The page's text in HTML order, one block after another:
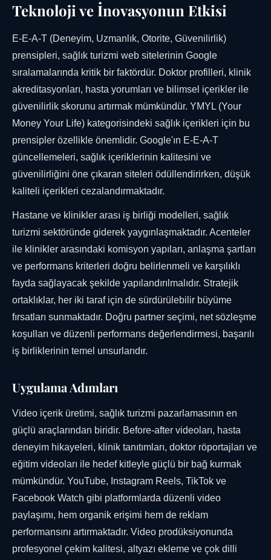
Teknoloji ve İnovasyonun Etkisi
E-E-A-T (Deneyim, Uzmanlık, Otorite, Güvenilirlik)
prensipleri, sağlık turizmi web sitelerinin Google
sıralamalarında kritik bir faktördür. Doktor profilleri, klinik
akreditasyonları, hasta yorumları ve bilimsel içerikler ile
güvenilirlik skorunu artırmak mümkündür. YMYL (Your
Money Your Life) kategorisindeki sağlık içerikleri için bu
prensipler özellikle önemlidir. Google'ın E-E-A-T
güncellemeleri, sağlık içeriklerinin kalitesini ve
güvenilirliğini öne çıkaran siteleri ödüllendirirken, düşük
kaliteli içerikleri cezalandırmaktadır.
Hastane ve klinikler arası iş birliği modelleri, sağlık
turizmi sektöründe giderek yaygınlaşmaktadır. Acenteler
ile klinikler arasındaki komisyon yapıları, anlaşma şartları
ve performans kriterleri doğru belirlenmeli ve karşılıklı
fayda sağlayacak şekilde yapılandırılmalıdır. Stratejik
ortaklıklar, her iki taraf için de sürdürülebilir büyüme
fırsatları sunmaktadır. Doğru partner seçimi, net sözleşme
koşulları ve düzenli performans değerlendirmesi, başarılı
iş birliklerinin temel unsurlarıdır.
Uygulama Adımları
Video içerik üretimi, sağlık turizmi pazarlamasının en
güçlü araçlarından biridir. Before-after videoları, hasta
deneyim hikayeleri, klinik tanıtımları, doktor röportajları ve
eğitim videoları ile hedef kitleyle güçlü bir bağ kurmak
mümkündür. YouTube, Instagram Reels, TikTok ve
Facebook Watch gibi platformlarda düzenli video
paylaşımı, hem organik erişimi hem de reklam
performansını artırmaktadır. Video prodüksiyonunda
profesyonel çekim kalitesi, altyazı ekleme ve çok dilli